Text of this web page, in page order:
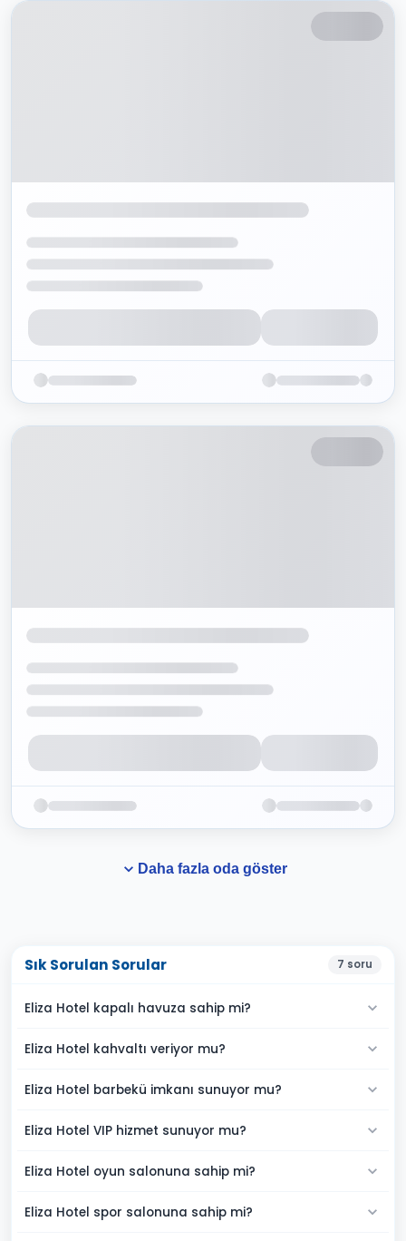
Daha fazla oda göster
Sık Sorulan Sorular 7 soru
Eliza Hotel kapalı havuza sahip mi?
Eliza Hotel kahvaltı veriyor mu?
Eliza Hotel barbekü imkanı sunuyor mu?
Eliza Hotel VIP hizmet sunuyor mu?
Eliza Hotel oyun salonuna sahip mi?
Eliza Hotel spor salonuna sahip mi?